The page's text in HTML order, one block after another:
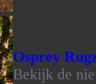
Osprey
Bekijk de